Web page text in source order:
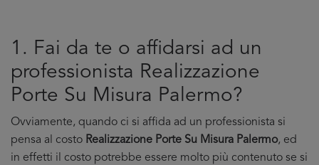
1. Fai da te o affidarsi ad un
professionista Realizzazione
Porte Su Misura Palermo?
Ovviamente, quando ci si affida ad un professionista si
pensa al costo Realizzazione Porte Su Misura Palermo, ed
in effetti il costo potrebbe essere molto più contenuto se si